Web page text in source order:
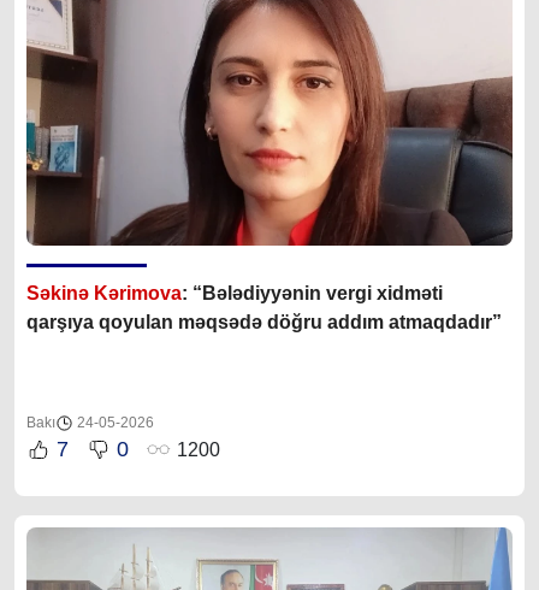
Səkinə Kərimova: “Bələdiyyənin vergi xidməti
qarşıya qoyulan məqsədə döğru addım atmaqdadır”
Bakı 24-05-2026
7 0 1200